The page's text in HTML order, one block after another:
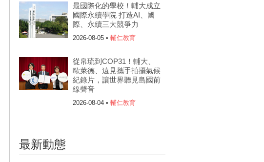
最國際化的學校！輔大成立
國際永續學院 打造AI、國
際、永續三大競爭力
2026-08-05 • 輔仁教育
從帛琉到COP31！輔大、
歐萊德、遠見攜手拍攝氣候
紀錄片，讓世界聽見島國前
線聲音
2026-08-04 • 輔仁教育
最新動態